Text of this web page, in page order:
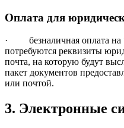
Оплата для
· безналичная оплата на
потребуются реквизиты
почта, на которую будут
пакет документов
или почтой.
3. Электронные